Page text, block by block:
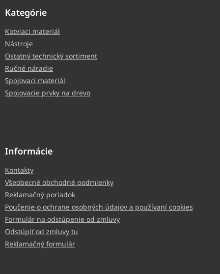
Kategórie
Kotviaci materiál
Nástroje
Ostatný technický sortiment
Ručné náradie
Spojovací materiál
Spojovacie prvky na drevo
Informácie
Kontakty
Všeobecné obchodné podmienky
Reklamačný poriadok
Poučenie o ochrane osobných údajov a používaní cookies
Formulár na odstúpenie od zmluvy
Odstúpiť od zmluvy tu
Reklamačný formulár